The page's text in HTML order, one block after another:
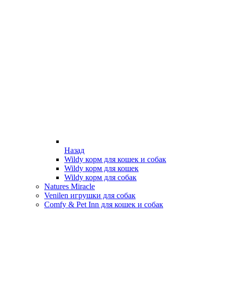
Назад
Wildy корм для кошек и собак
Wildy корм для кошек
Wildy корм для собак
Natures Miracle
Venilen игрушки для собак
Comfy & Pet Inn для кошек и собак